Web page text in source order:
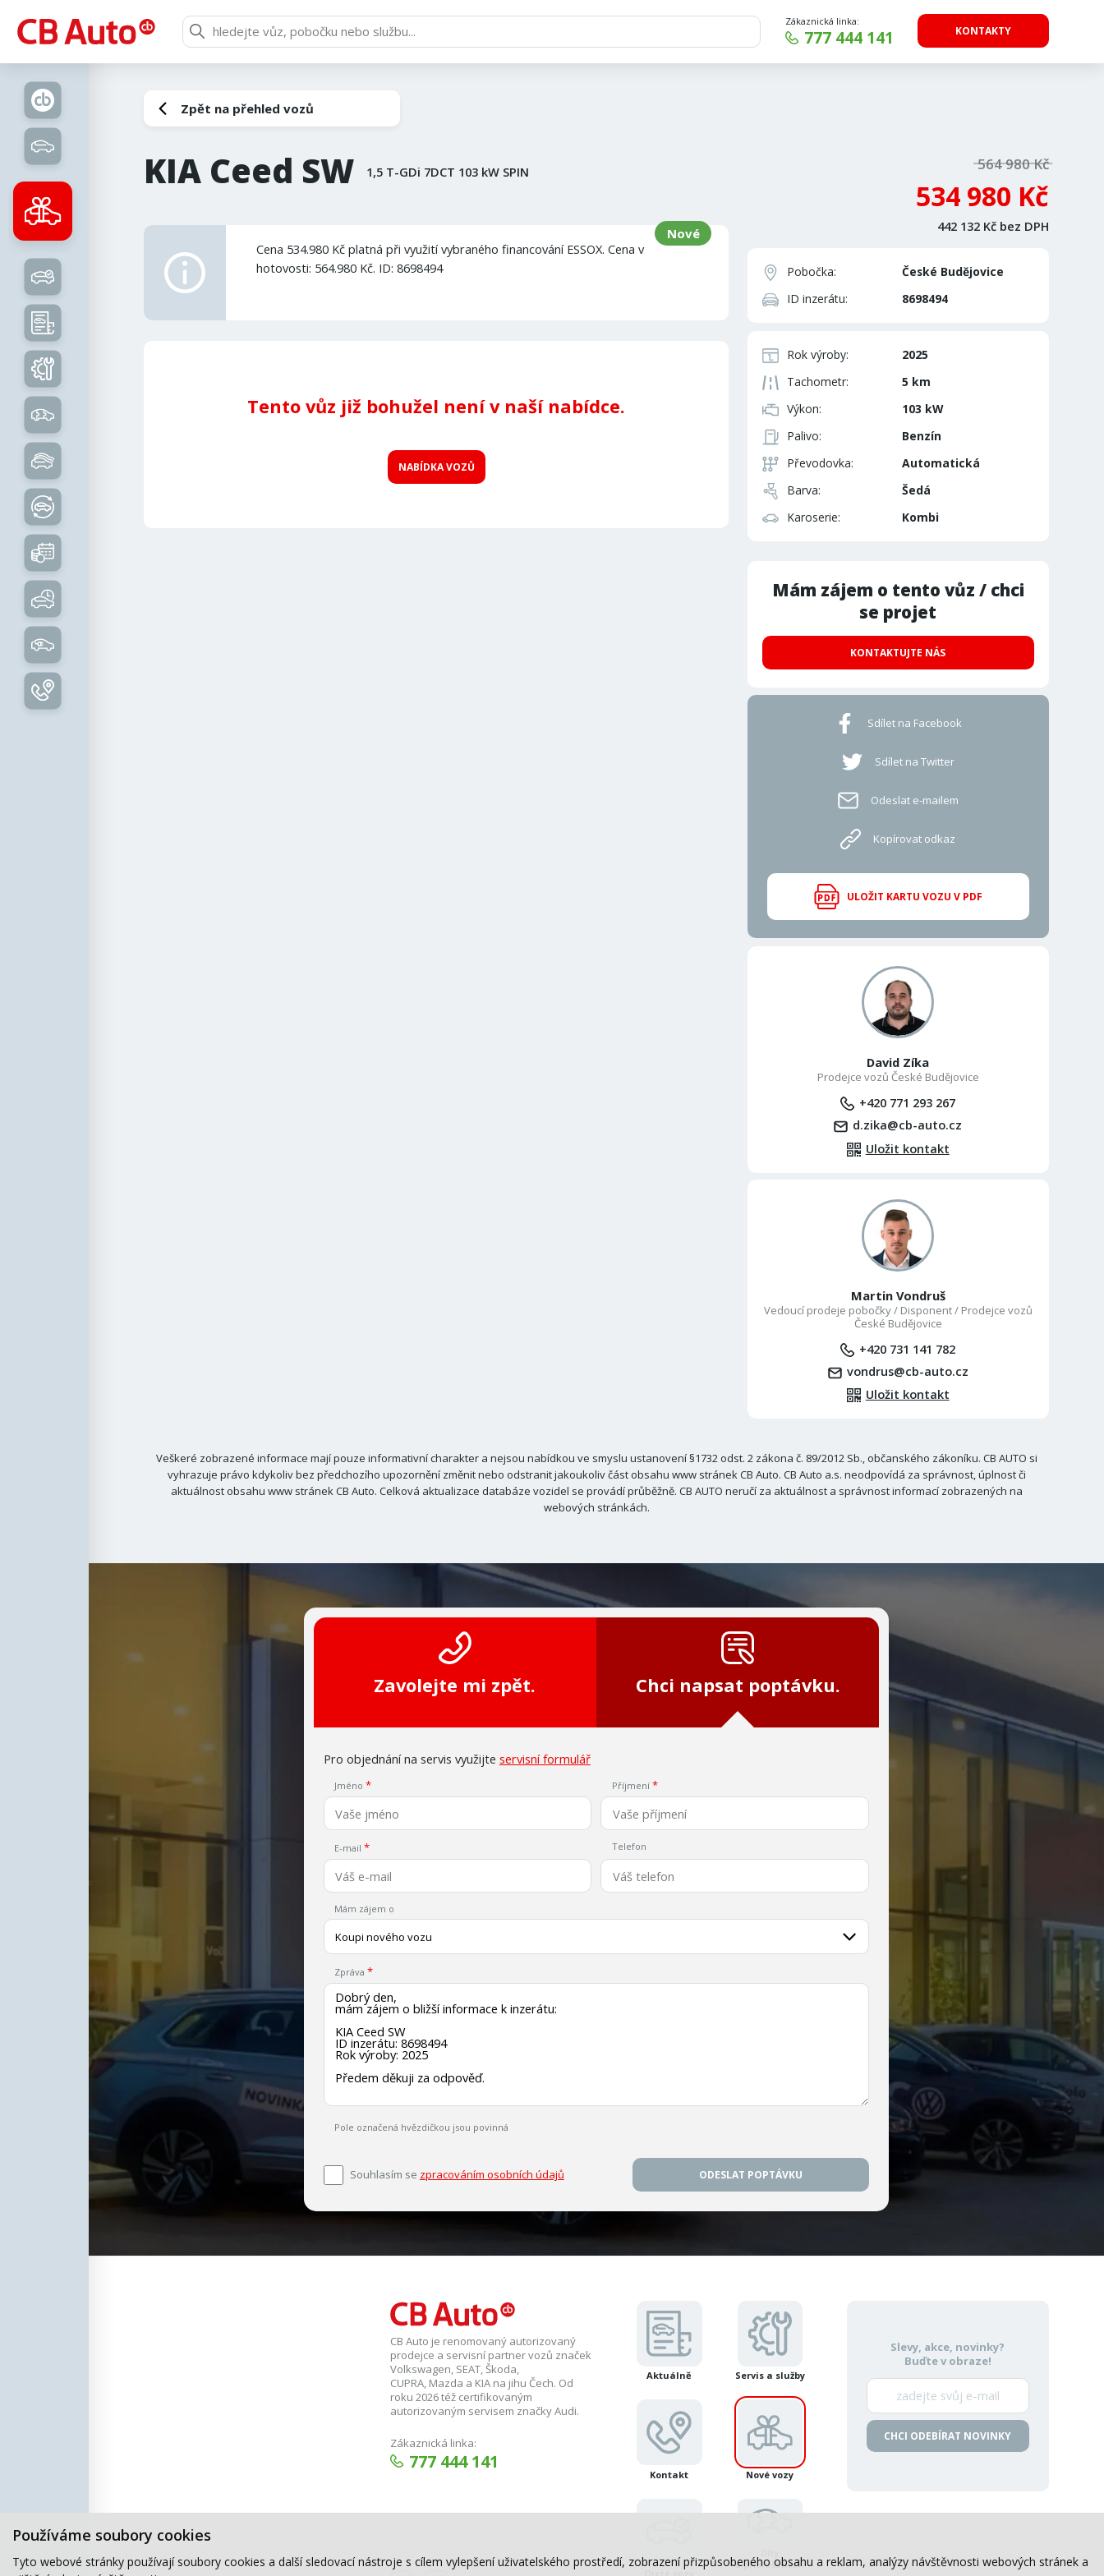
Používáme soubory cookies
Tyto webové stránky používají soubory cookies a další sledovací nástroje s cílem vylepšení uživatelského prostředí, zobrazení přizpůsobeného obsahu a reklam, analýzy návštěvnosti webových stránek a
Zákaznická linka:
777 444 141 KONTAKTY
Zpět na přehled vozů
KIA Ceed SW 1,5 T-GDi 7DCT 103 kW SPIN 564 980 Kč
534 980 Kč
442 132 Kč bez DPH
Pobočka:
České Budějovice
ID inzerátu:
8698494
Rok výroby:
2025
Tachometr:
5 km
Výkon:
103 kW
Palivo:
Benzín
Převodovka:
Automatická
Barva:
Šedá
Karoserie:
Kombi
Nové
Cena 534.980 Kč platná při využití vybraného financování ESSOX. Cena v
hotovosti: 564.980 Kč. ID: 8698494
Tento vůz již bohužel není v naší nabídce.
NABÍDKA VOZŮ
Mám zájem o tento vůz / chci
se projet
KONTAKTUJTE NÁS
Sdílet na Facebook
Sdílet na Twitter
Odeslat e-mailem
Kopírovat odkaz
ULOŽIT KARTU VOZU V PDF
David Zíka
Prodejce vozů České Budějovice
+420 771 293 267
d.zika@cb-auto.cz
Uložit kontakt
Martin Vondruš
Vedoucí prodeje pobočky / Disponent / Prodejce vozů
České Budějovice
+420 731 141 782
vondrus@cb-auto.cz
Uložit kontakt
Veškeré zobrazené informace mají pouze informativní charakter a nejsou nabídkou ve smyslu ustanovení §1732 odst. 2 zákona č. 89/2012 Sb., občanského zákoníku. CB AUTO si
vyhrazuje právo kdykoliv bez předchozího upozornění změnit nebo odstranit jakoukoliv část obsahu www stránek CB Auto. CB Auto a.s. neodpovídá za správnost, úplnost či
aktuálnost obsahu www stránek CB Auto. Celková aktualizace databáze vozidel se provádí průběžně. CB AUTO neručí za aktuálnost a správnost informací zobrazených na
webových stránkách.
Zavolejte mi zpět. Chci napsat poptávku.
Pro objednání na servis využijte servisní formulář
Jméno Příjmení
E-mail Telefon
Mám zájem o
Koupi nového vozu
Zpráva
Pole označená hvězdičkou jsou povinná
Souhlasím se zpracováním osobních údajů ODESLAT POPTÁVKU
CB Auto je renomovaný autorizovaný
prodejce a servisní partner vozů značek
Volkswagen, SEAT, Škoda,
CUPRA, Mazda a KIA na jihu Čech. Od
roku 2026 též certifikovaným
autorizovaným servisem značky Audi.
Zákaznická linka:
777 444 141
Aktuálně Servis a služby
Kontakt Nové vozy
Ojeté vozy
a příslušenství
Slevy, akce, novinky?
Buďte v obraze!
CHCI ODEBÍRAT NOVINKY